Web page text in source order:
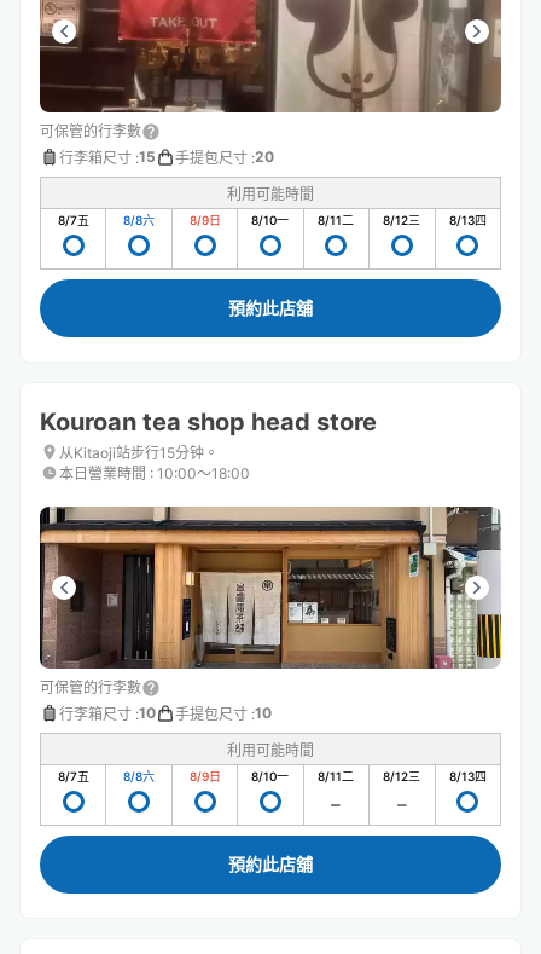
可保管的行李數
行李箱尺寸 :15 手提包尺寸 :20
利用可能時間
8/7五 8/8六 8/9日 8/10一 8/11二 8/12三 8/13四
預約此店舖
Kouroan tea shop head store
从Kitaoji站步行15分钟。
本日營業時間 : 10:00〜18:00
可保管的行李數
行李箱尺寸 :10 手提包尺寸 :10
利用可能時間
8/7五 8/8六 8/9日 8/10一 8/11二 8/12三 8/13四
預約此店舖